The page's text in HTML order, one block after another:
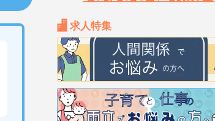
求人特集